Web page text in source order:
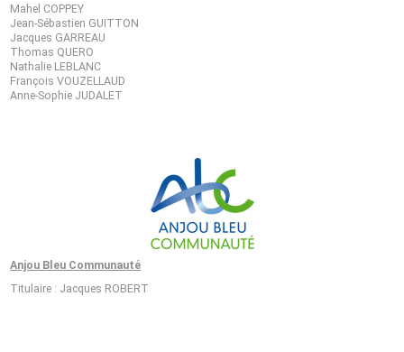
Mahel COPPEY
Jean-Sébastien GUITTON
Jacques GARREAU
Thomas QUERO
Nathalie LEBLANC
François VOUZELLAUD
Anne-Sophie JUDALET
Anjou Bleu Communauté
Titulaire : Jacques ROBERT